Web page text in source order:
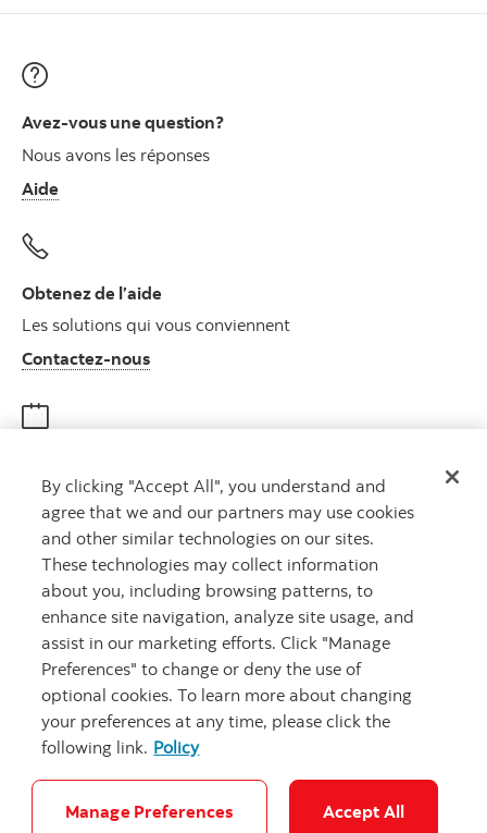
Avez-vous une question?
Nous avons les réponses
Aide
Obtenez de l’aide
Les solutions qui vous conviennent
Contactez-nousAutres numéros, contactez-nous par
Rencontrez un conseiller
Prenez rendez-vous
Carrières Ma banque à moi Notes juridiques Confidentialité
By clicking "Accept All", you understand and
agree that we and our partners may use cookies
and other similar technologies on our sites.
These technologies may collect information
about you, including browsing patterns, to
enhance site navigation, analyze site usage, and
assist in our marketing efforts. Click "Manage
Preferences" to change or deny the use of
optional cookies. To learn more about changing
your preferences at any time, please click the
following link. Policy
Manage Preferences Accept All